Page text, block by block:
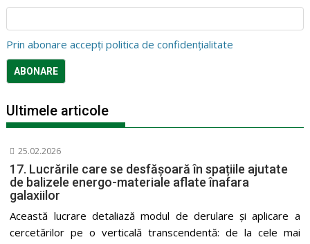
Prin abonare accepți politica de confidențialitate
Ultimele articole
25.02.2026
17. Lucrările care se desfășoară în spațiile ajutate
de balizele energo-materiale aflate înafara
galaxiilor
Această lucrare detaliază modul de derulare și aplicare a
cercetărilor pe o verticală transcendentă: de la cele mai